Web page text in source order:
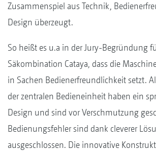
Zusammenspiel aus Technik,
Design überzeugt.
So heißt es u.a in der Jury-Begründung
Säkombination Cataya, dass die
in Sachen Bedienerfreundlichkeit setzt.
der zentralen Bedieneinheit haben ein
Design und sind vor Verschmutzung
Bedienungsfehler sind dank cleverer
ausgeschlossen. Die innovative